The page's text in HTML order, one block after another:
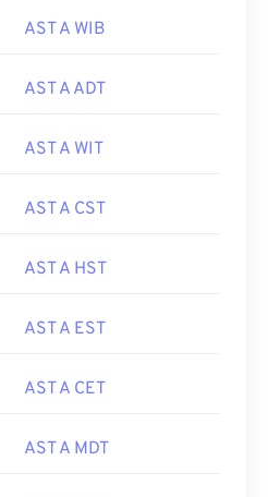
AST A WIB
AST A ADT
AST A WIT
AST A CST
AST A HST
AST A EST
AST A CET
AST A MDT